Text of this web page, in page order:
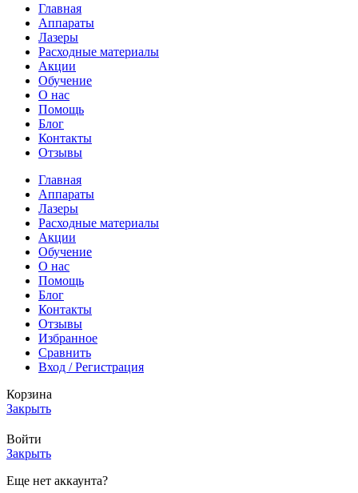
Главная
Аппараты
Лазеры
Расходные материалы
Акции
Обучение
О нас
Помощь
Блог
Контакты
Отзывы
Главная
Аппараты
Лазеры
Расходные материалы
Акции
Обучение
О нас
Помощь
Блог
Контакты
Отзывы
Избранное
Сравнить
Вход / Регистрация
Корзина
Закрыть
Войти
Закрыть
Еще нет аккаунта?